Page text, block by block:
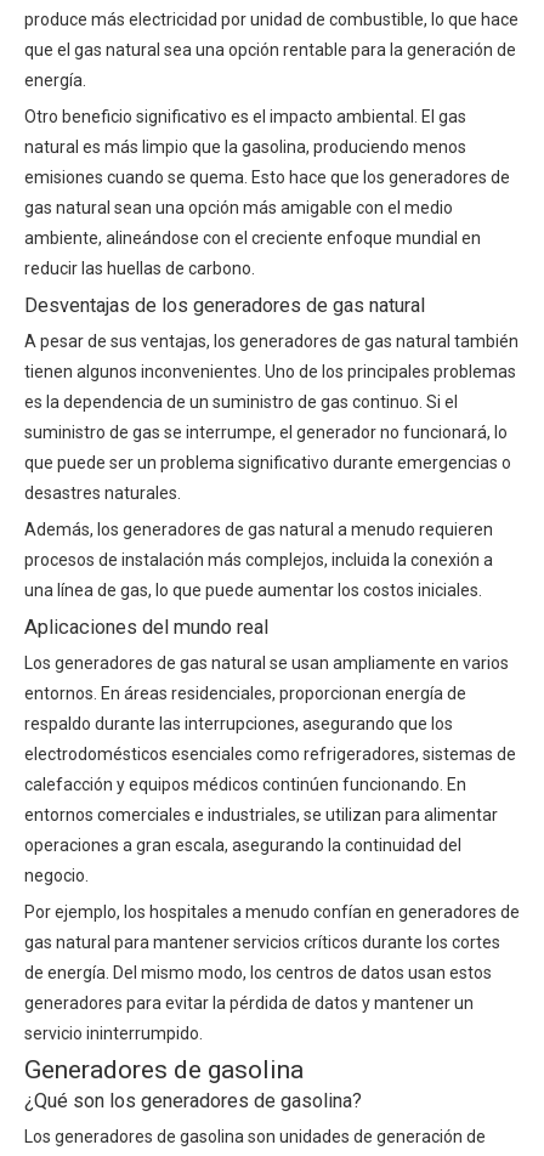
produce más electricidad por unidad de combustible, lo que hace
que el gas natural sea una opción rentable para la generación de
energía.
Otro beneficio significativo es el impacto ambiental. El gas
natural es más limpio que la gasolina, produciendo menos
emisiones cuando se quema. Esto hace que los generadores de
gas natural sean una opción más amigable con el medio
ambiente, alineándose con el creciente enfoque mundial en
reducir las huellas de carbono.
Desventajas de los generadores de gas natural
A pesar de sus ventajas, los generadores de gas natural también
tienen algunos inconvenientes. Uno de los principales problemas
es la dependencia de un suministro de gas continuo. Si el
suministro de gas se interrumpe, el generador no funcionará, lo
que puede ser un problema significativo durante emergencias o
desastres naturales.
Además, los generadores de gas natural a menudo requieren
procesos de instalación más complejos, incluida la conexión a
una línea de gas, lo que puede aumentar los costos iniciales.
Aplicaciones del mundo real
Los generadores de gas natural se usan ampliamente en varios
entornos. En áreas residenciales, proporcionan energía de
respaldo durante las interrupciones, asegurando que los
electrodomésticos esenciales como refrigeradores, sistemas de
calefacción y equipos médicos continúen funcionando. En
entornos comerciales e industriales, se utilizan para alimentar
operaciones a gran escala, asegurando la continuidad del
negocio.
Por ejemplo, los hospitales a menudo confían en generadores de
gas natural para mantener servicios críticos durante los cortes
de energía. Del mismo modo, los centros de datos usan estos
generadores para evitar la pérdida de datos y mantener un
servicio ininterrumpido.
Generadores de gasolina
¿Qué son los generadores de gasolina?
Los generadores de gasolina son unidades de generación de